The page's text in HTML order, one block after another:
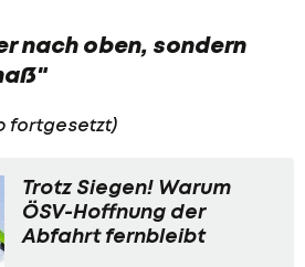
nach oben, sondern
fortgesetzt)
Trotz Siegen! Warum
ÖSV-Hoffnung der
Abfahrt fernbleibt